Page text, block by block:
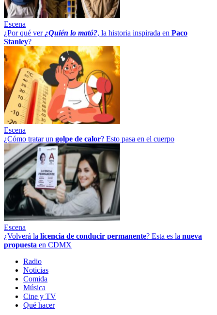
Escena
¿Por qué ver¿Quién lo mató?, la historia inspirada en Paco
Stanley?
Escena
¿Cómo tratar un golpe de calor? Esto pasa en el cuerpo
Escena
¿Volverá la licencia de conducir permanente? Esta es la nueva
propuesta en CDMX
Radio
Noticias
Comida
Música
Cine y TV
Qué hacer